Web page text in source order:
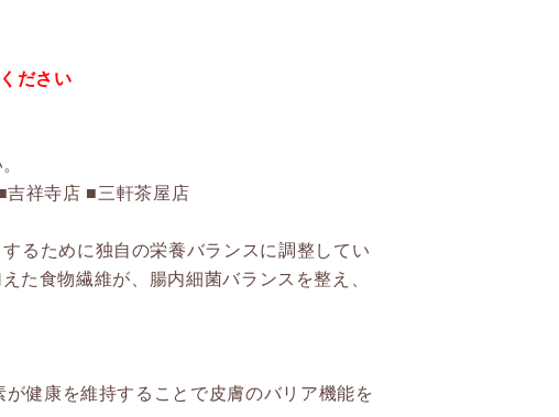
ださい
祥寺店 ■三軒茶屋店
るために独自の栄養バランスに調整してい
た食物繊維が、腸内細菌バランスを整え、
健康を維持することで皮膚のバリア機能を